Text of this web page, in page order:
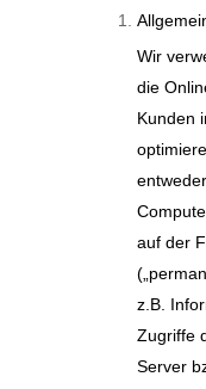
Wir
die
Kunden
auf der
z.B.
Zugriffe
Server